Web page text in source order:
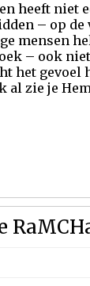
heeft niet
– op
mensen
– ook
het gevoel
zie je